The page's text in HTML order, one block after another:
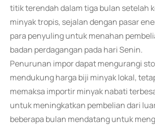
titik terendah dalam tiga bulan setelah
minyak tropis, sejalan dengan pasar
para penyuling untuk menahan
badan perdagangan pada hari Senin.
Penurunan impor dapat mengurangi
mendukung harga biji minyak lokal,
memaksa importir minyak nabati
untuk meningkatkan pembelian dari
beberapa bulan mendatang untuk